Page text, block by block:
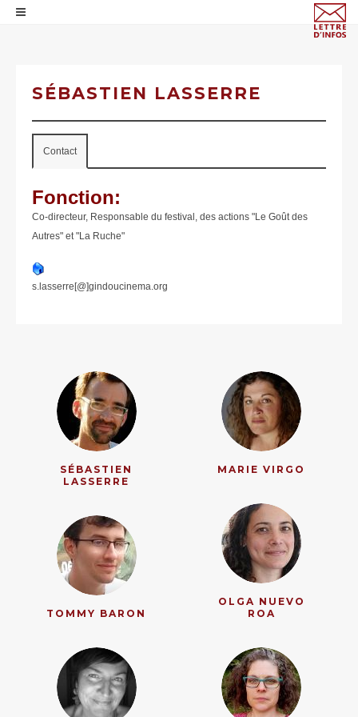
SÉBASTIEN LASSERRE
Contact
Fonction:
Co-directeur, Responsable du festival, des actions "Le Goût des
Autres" et "La Ruche"
s.lasserre[@]gindoucinema.org
SÉBASTIEN
LASSERRE
MARIE VIRGO
TOMMY BARON
OLGA NUEVO
ROA